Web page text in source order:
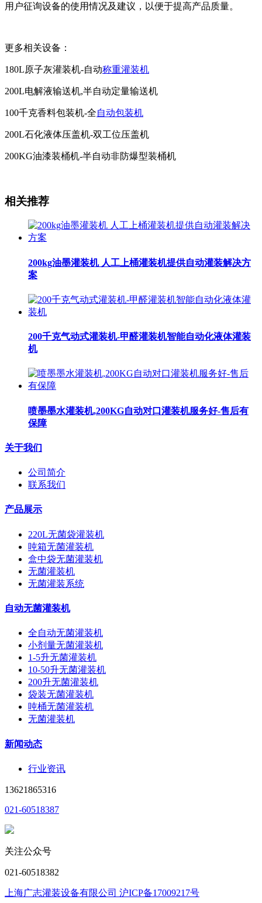
用户征询设备的使用情况及建议，以便于提高产品质量。
更多相关设备：
180L原子灰灌装机-自动称重灌装机
200L电解液输送机,半自动定量输送机
100千克香料包装机-全自动包装机
200L石化液体压盖机-双工位压盖机
200KG油漆装桶机-半自动非防爆型装桶机
相关推荐
200kg油墨灌装机 人工上桶灌装机提供自动灌装解决方
案
200千克气动式灌装机-甲醛灌装机智能自动化液体灌装
机
喷墨墨水灌装机,200KG自动对口灌装机服务好-售后有
保障
关于我们
公司简介
联系我们
产品展示
220L无菌袋灌装机
吨箱无菌灌装机
盒中袋无菌灌装机
无菌灌装机
无菌灌装系统
自动无菌灌装机
全自动无菌灌装机
小剂量无菌灌装机
1-5升无菌灌装机
10-50升无菌灌装机
200升无菌灌装机
袋装无菌灌装机
吨桶无菌灌装机
无菌灌装机
新闻动态
行业资讯
13621865316
021-60518387
关注公众号
021-60518382
上海广志灌装设备有限公司 沪ICP备17009217号